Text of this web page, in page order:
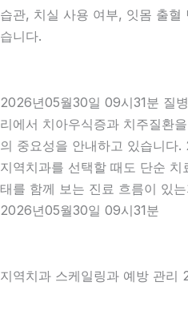
습관, 치실 사용 여부, 잇몸 출혈
습니다.
2026년05월30일 09시31분 질
리에서 치아우식증과 치주질환
의 중요성을 안내하고 있습니다
지역치과를 선택할 때도 단순
태를 함께 보는 진료 흐름이 있
2026년05월30일 09시31분
지역치과 스케일링과 예방 관리